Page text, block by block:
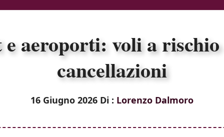
e aeroporti: voli a
cancellazioni
16 Giugno 2026 Di : Lorenzo Dalmoro